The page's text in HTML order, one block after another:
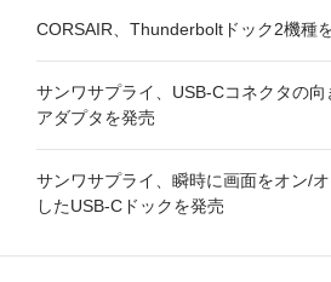
CORSAIR、Thunderboltドック2機種
サンワサプライ、USB-Cコネクタの
アダプタを発売
サンワサプライ、瞬時に画面をオン/
したUSB-Cドックを発売